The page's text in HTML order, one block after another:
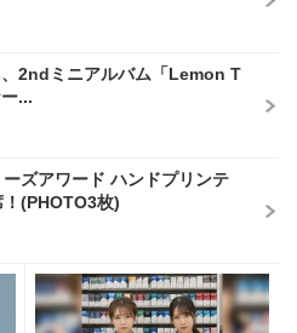
2ndミニアルバム「Lemon T
...
ズアワード ハンドプリンテ
(PHOTO3枚)